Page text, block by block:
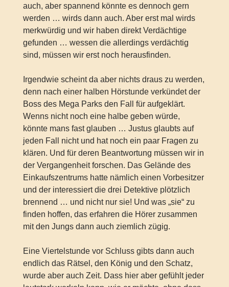
auch, aber spannend könnte es dennoch gern
werden … wirds dann auch. Aber erst mal wirds
merkwürdig und wir haben direkt Verdächtige
gefunden … wessen die allerdings verdächtig
sind, müssen wir erst noch herausfinden.
Irgendwie scheint da aber nichts draus zu werden,
denn nach einer halben Hörstunde verkündet der
Boss des Mega Parks den Fall für aufgeklärt.
Wenns nicht noch eine halbe geben würde,
könnte mans fast glauben … Justus glaubts auf
jeden Fall nicht und hat noch ein paar Fragen zu
klären. Und für deren Beantwortung müssen wir in
der Vergangenheit forschen. Das Gelände des
Einkaufszentrums hatte nämlich einen Vorbesitzer
und der interessiert die drei Detektive plötzlich
brennend … und nicht nur sie! Und was „sie“ zu
finden hoffen, das erfahren die Hörer zusammen
mit den Jungs dann auch ziemlich zügig.
Eine Viertelstunde vor Schluss gibts dann auch
endlich das Rätsel, den König und den Schatz,
wurde aber auch Zeit. Dass hier aber gefühlt jeder